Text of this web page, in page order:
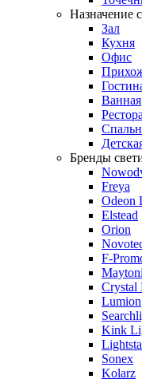
Назначение
Зал
Кухня
Офис
Ванная
Бренды
Freya
Odeon
Elstead
Orion
F-
Maytoni
Crystal
Lumion
Kink
Sonex
Kolarz